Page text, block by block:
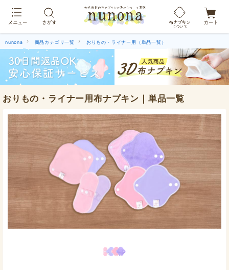
nunona 商品カテゴリ一覧 おりもの・ライナー用（単品一覧）
おりもの・ライナー用布ナプキン｜単品一覧